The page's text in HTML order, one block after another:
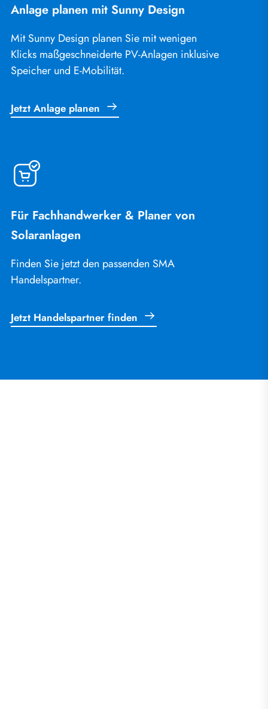
Anlage planen mit Sunny Design
Mit Sunny Design planen Sie mit wenigen
Klicks maßgeschneiderte PV-Anlagen inklusive
Speicher und E-Mobilität.
Jetzt Anlage planen
Für Fachhandwerker & Planer von
Solaranlagen
Finden Sie jetzt den passenden SMA
Handelspartner.
Jetzt Handelspartner finden